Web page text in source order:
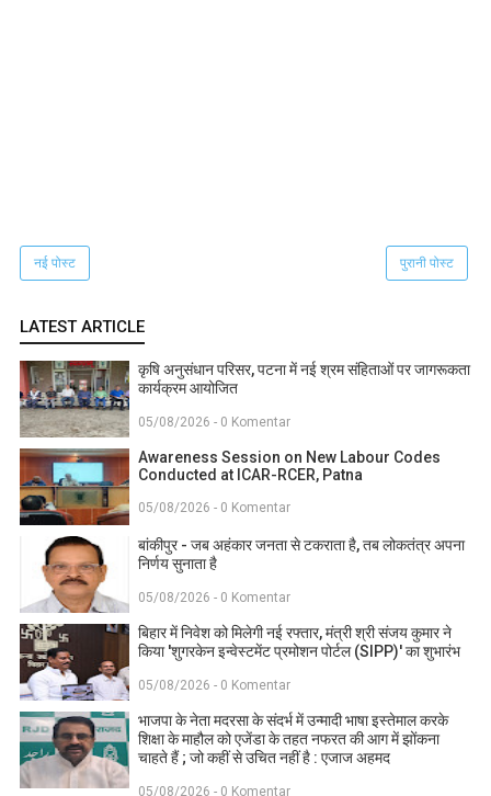
नई पोस्ट पुरानी पोस्ट
LATEST ARTICLE
कृषि अनुसंधान परिसर, पटना में नई श्रम संहिताओं पर जागरूकता
कार्यक्रम आयोजित
05/08/2026 - 0 Komentar
Awareness Session on New Labour Codes
Conducted at ICAR-RCER, Patna
05/08/2026 - 0 Komentar
बांकीपुर - जब अहंकार जनता से टकराता है, तब लोकतंत्र अपना
निर्णय सुनाता है
05/08/2026 - 0 Komentar
बिहार में निवेश को मिलेगी नई रफ्तार, मंत्री श्री संजय कुमार ने
किया 'शुगरकेन इन्वेस्टमेंट प्रमोशन पोर्टल (SIPP)' का शुभारंभ
05/08/2026 - 0 Komentar
भाजपा के नेता मदरसा के संदर्भ में उन्मादी भाषा इस्तेमाल करके
शिक्षा के माहौल को एजेंडा के तहत नफरत की आग में झोंकना
चाहते हैं ; जो कहीं से उचित नहीं है : एजाज अहमद
05/08/2026 - 0 Komentar